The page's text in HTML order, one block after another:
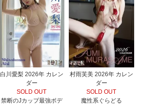
白川愛梨 2026年 カレン
ダー
SOLD OUT
禁断のJカップ最強ボデ
村雨芙美 2026年 カレン
ダー
SOLD OUT
魔性系ぐらどる